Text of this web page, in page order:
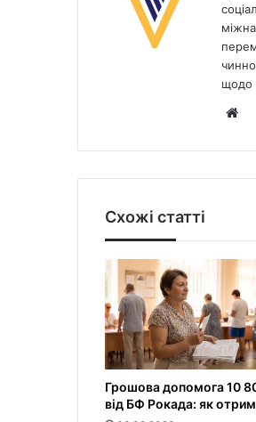
щодо
Схожі статті
Грошова допомога 10
від БФ Рокада: як